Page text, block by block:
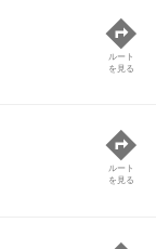
ルート
を見る
ルート
を見る